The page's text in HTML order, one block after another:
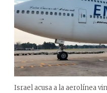
Israel acusa a la aerolínea